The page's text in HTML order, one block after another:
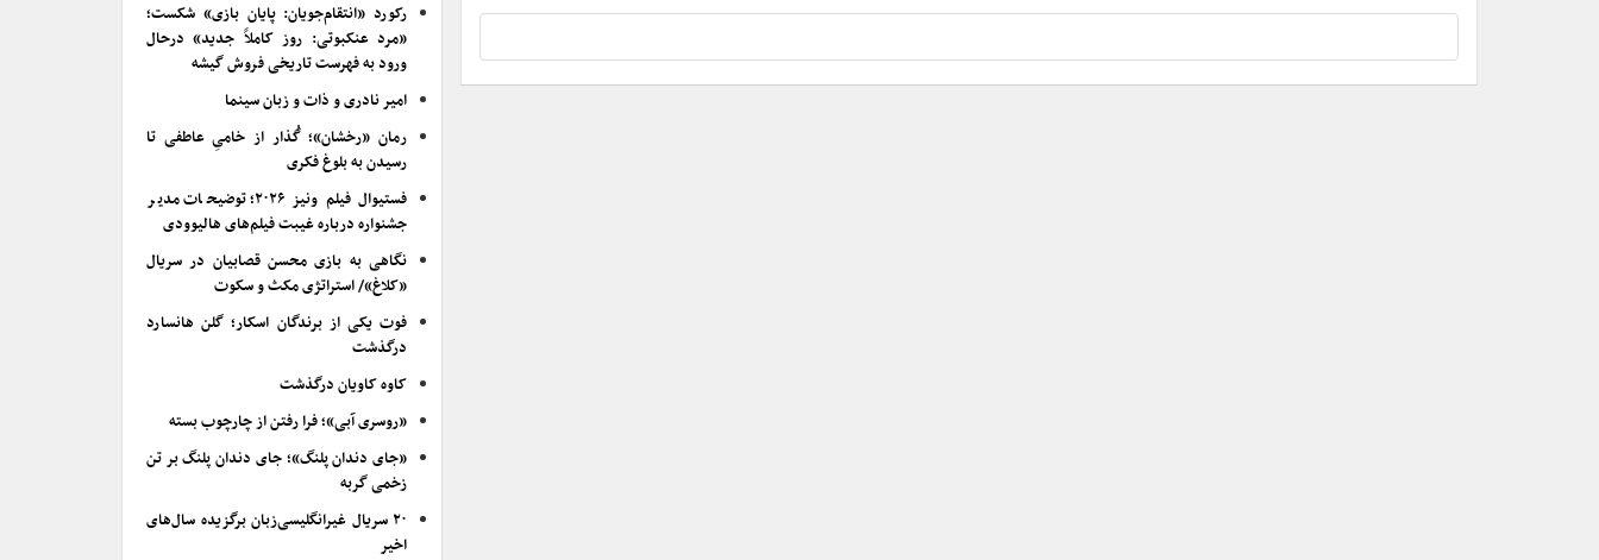
رکورد «انتقام‌جویان: پایان بازی» شکست؛
«مرد عنکبوتی: روز کاملاً جدید» درحال
ورود به فهرست تاریخی فروش گیشه
امیر نادری و ذات و زبان سینما
رمان «رخشان»؛ گُذار از خامیِ عاطفی تا
رسیدن به بلوغ فکری
فستیوال فیلم ونیز ۲۰۲۶؛ توضیحات مدیر
جشنواره درباره غیبت فیلم‌های هالیوودی
نگاهی به بازی محسن قصابیان در سریال
«کلاغ»/ استراتژی مکث و سکوت
فوت یکی از برندگان اسکار؛ گلن هانسارد
درگذشت
کاوه کاویان درگذشت
«روسری آبی»؛ فرا رفتن از چارچوب بسته
«جای دندان پلنگ»؛ جای دندان پلنگ بر تن
زخمی گربه
۲۰ سریال غیرانگلیسی‌زبان برگزیده سال‌های
اخیر